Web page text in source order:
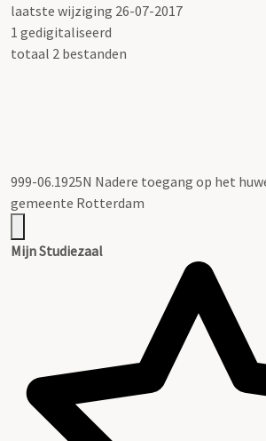
laatste wijziging 26-07-2017
1 gedigitaliseerd
totaal 2 bestanden
999-06.1925N Nadere toegang op het
gemeente Rotterdam
Mijn Studiezaal